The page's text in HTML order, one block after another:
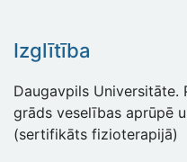
Izglītība
Daugavpils Universitāte.
grāds veselības aprūpē
(sertifikāts fizioterapijā)